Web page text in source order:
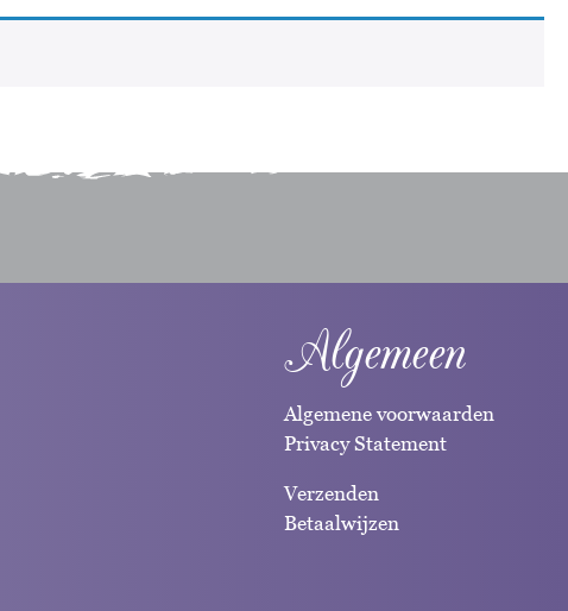
Algemeen
Algemene voorwaarden
Privacy Statement
Verzenden
Betaalwijzen